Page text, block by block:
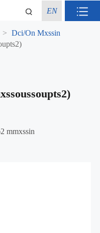
EN
Dci/On Mxssin
mmxssin